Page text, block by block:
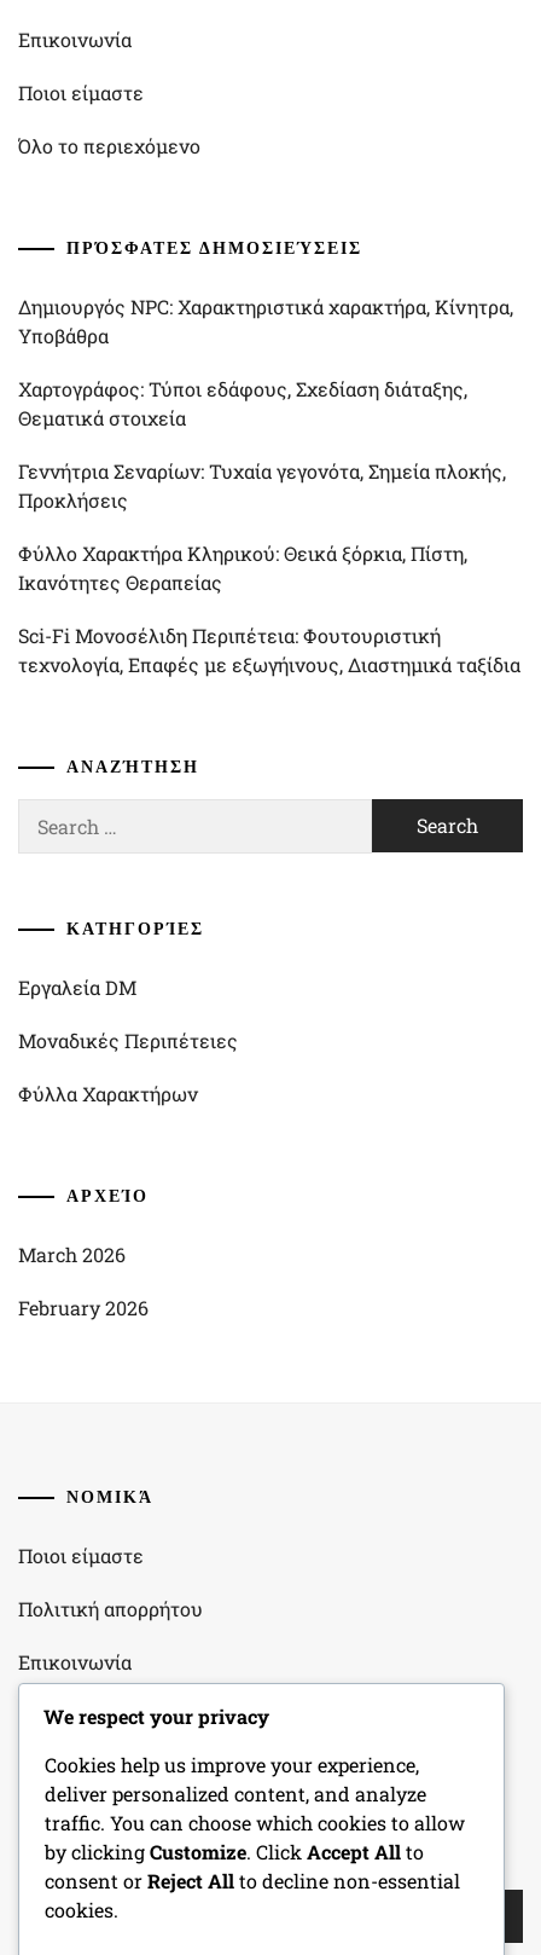
Επικοινωνία
Ποιοι είμαστε
Όλο το περιεχόμενο
ΠΡΌΣΦΑΤΕΣ ΔΗΜΟΣΙΕΎΣΕΙΣ
Δημιουργός NPC: Χαρακτηριστικά χαρακτήρα, Κίνητρα,
Υποβάθρα
Χαρτογράφος: Τύποι εδάφους, Σχεδίαση διάταξης,
Θεματικά στοιχεία
Γεννήτρια Σεναρίων: Τυχαία γεγονότα, Σημεία πλοκής,
Προκλήσεις
Φύλλο Χαρακτήρα Κληρικού: Θεικά ξόρκια, Πίστη,
Ικανότητες Θεραπείας
Sci-Fi Μονοσέλιδη Περιπέτεια: Φουτουριστική
τεχνολογία, Επαφές με εξωγήινους, Διαστημικά ταξίδια
ΑΝΑΖΉΤΗΣΗ
for:
ΚΑΤΗΓΟΡΊΕΣ
Εργαλεία DM
Μοναδικές Περιπέτειες
Φύλλα Χαρακτήρων
ΑΡΧΕΊΟ
March 2026
February 2026
ΝΟΜΙΚΆ
Ποιοι είμαστε
Πολιτική απορρήτου
Επικοινωνία
Προτιμήσεις cookies
Όροι και προϋποθέσεις
ΑΝΑΖΉΤΗΣΗ
Search
We respect your privacy
Cookies help us improve your experience,
deliver personalized content, and analyze
traffic. You can choose which cookies to allow
by clickingCustomize. Click Accept Allto
consent orReject Allto decline non-essential
cookies.